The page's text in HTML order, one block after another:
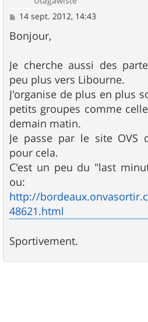
M
s
s
g
e
14 sept. 2012, 14:43
Bonjour,
Je cherche aussi des
peu plus vers Libourne.
J'organise de plus en plus
petits groupes comme
demain matin.
Je passe par le site OVS
pour cela.
C'est un peu du "last
ou:
http://
48621.html
Sportivement.